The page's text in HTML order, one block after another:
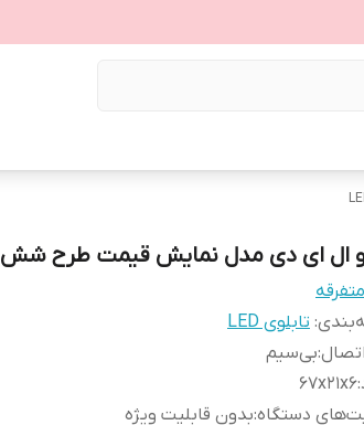
ال ای دی مدل نمایش قیمت طرح شش
متفرقه
: تابلوی LED
:بی‌سیم
:
67x21x6
دستگاه:بدون قابلیت ویژه